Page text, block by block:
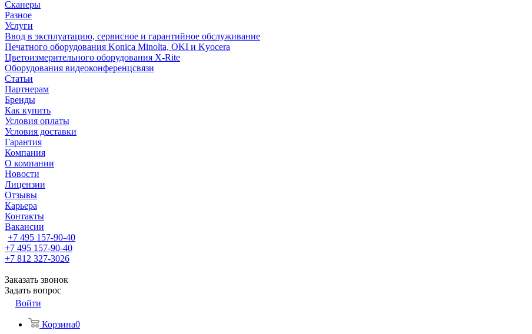
Сканеры
Разное
Услуги
Ввод в эксплуатацию, сервисное и гарантийное обслуживание
Печатного оборудования Konica Minolta, OKI и Kyocera
Цветоизмерительного оборудования X-Rite
Оборудования видеоконференцсвязи
Статьи
Партнерам
Бренды
Как купить
Условия оплаты
Условия доставки
Гарантия
Компания
О компании
Новости
Лицензии
Отзывы
Карьера
Контакты
Вакансии
+7 495 157-90-40
+7 495 157-90-40
+7 812 327-3026
Заказать звонок
Задать вопрос
Войти
Корзина0